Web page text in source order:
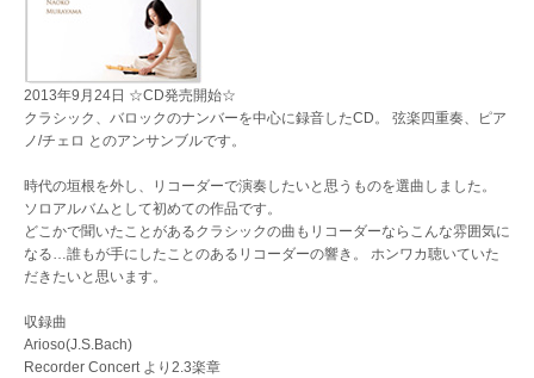
2013年9月24日 ☆CD発売開始☆
クラシック、バロックのナンバーを中心に録音したCD。 弦楽四重奏、ピア
ノ/チェロ とのアンサンブルです。
時代の垣根を外し、リコーダーで演奏したいと思うものを選曲しました。
ソロアルバムとして初めての作品です。
どこかで聞いたことがあるクラシックの曲もリコーダーならこんな雰囲気に
なる…誰もが手にしたことのあるリコーダーの響き。 ホンワカ聴いていた
だきたいと思います。
収録曲
Arioso(J.S.Bach)
Recorder Concert より2.3楽章